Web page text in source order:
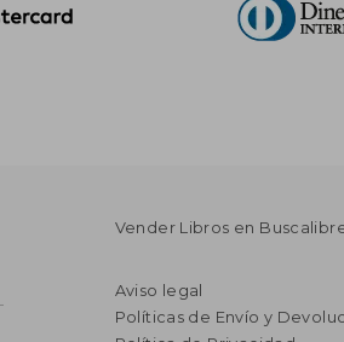
Vender Libros en
Aviso legal
Políticas de Envío y